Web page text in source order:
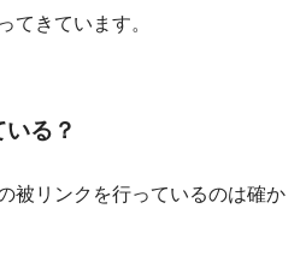
てきています。
る？
被リンクを行っているのは確か